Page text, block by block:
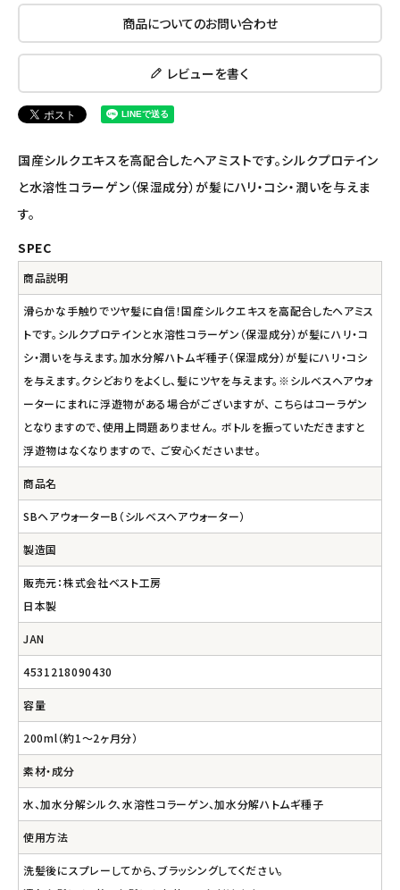
アルマウィン
アルモニベルツ
コラム・スタッフのおすすめ
ご利用ガイド等
アカウント情報
ようこそ ゲスト 様
meeting_room ログイン person 会員登録
商品についてのお問い合わせ
レビューを書く
国産シルクエキスを高配合したヘアミストです。シルクプロテイン
と水溶性コラーゲン（保湿成分）が髪にハリ・コシ・潤いを与えま
す。
SPEC
商品説明
滑らかな手触りでツヤ髪に自信！国産シルクエキスを高配合したヘアミス
トです。シルクプロテインと水溶性コラーゲン（保湿成分）が髪にハリ・コ
シ・潤いを与えます。加水分解ハトムギ種子（保湿成分）が髪にハリ・コシ
を与えます。クシどおりをよくし、髪にツヤを与えます。※シルベスヘアウォ
ーターにまれに浮遊物がある場合がございますが、 こちらはコーラゲン
となりますので、使用上問題ありません。 ボトルを振っていただきますと
浮遊物はなくなりますので、 ご安心くださいませ。
商品名
SBヘアウォーターB（シルベスヘアウォーター）
製造国
販売元：株式会社ベスト工房
日本製
JAN
4531218090430
容量
200ml（約1～2ヶ月分）
素材・成分
水、加水分解シルク、水溶性コラーゲン、加水分解ハトムギ種子
使用方法
洗髪後にスプレーしてから、ブラッシングしてください。